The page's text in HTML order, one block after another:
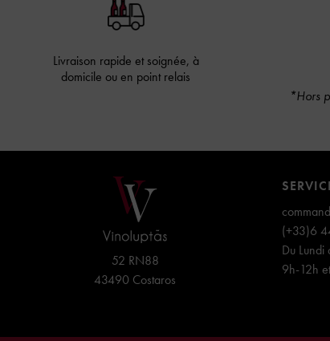
Livraison rapide et soignée, à
domicile ou en point relais
*Hors
52 RN88
43490 Costaros
(+33)6
Du Lundi
9h-12h